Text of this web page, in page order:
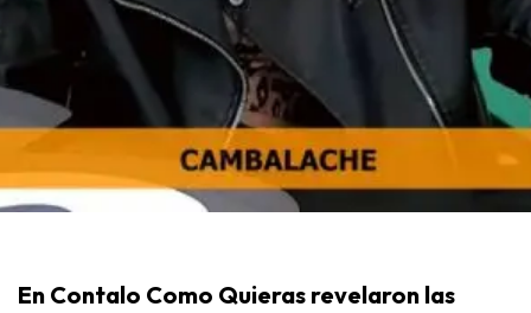
En Contalo Como Quieras revelaron las